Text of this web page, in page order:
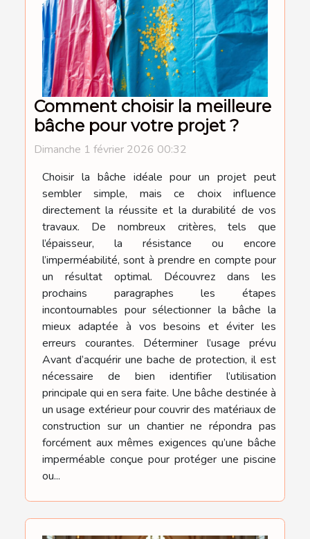
Comment choisir la meilleure
bâche pour votre projet ?
Dimanche 1 février 2026 00:32
Choisir la bâche idéale pour un projet peut
sembler simple, mais ce choix influence
directement la réussite et la durabilité de vos
travaux. De nombreux critères, tels que
l’épaisseur, la résistance ou encore
l’imperméabilité, sont à prendre en compte pour
un résultat optimal. Découvrez dans les
prochains paragraphes les étapes
incontournables pour sélectionner la bâche la
mieux adaptée à vos besoins et éviter les
erreurs courantes. Déterminer l’usage prévu
Avant d’acquérir une bache de protection, il est
nécessaire de bien identifier l’utilisation
principale qui en sera faite. Une bâche destinée à
un usage extérieur pour couvrir des matériaux de
construction sur un chantier ne répondra pas
forcément aux mêmes exigences qu’une bâche
imperméable conçue pour protéger une piscine
ou...